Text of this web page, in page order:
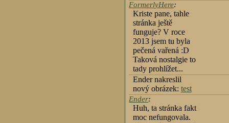
FormerlyHere:
Kriste pane, tahle
stránka ještě
funguje? V roce
2013 jsem tu byla
pečená vařená :D
Taková nostalgie to
tady prohlížet...
Ender nakreslil
nový obrázek: test
Ender:
Huh, ta stránka fakt
moc nefungovala.